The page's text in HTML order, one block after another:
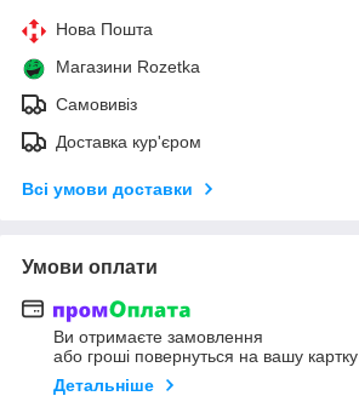
Нова Пошта
Магазини Rozetka
Самовивіз
Доставка кур'єром
Всі умови доставки
Умови оплати
Ви отримаєте замовлення
або гроші повернуться на вашу картку
Детальніше